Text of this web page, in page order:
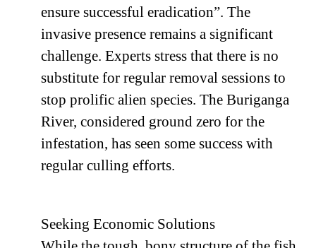
ensure successful eradication”. The
invasive presence remains a significant
challenge. Experts stress that there is no
substitute for regular removal sessions to
stop prolific alien species. The Buriganga
River, considered ground zero for the
infestation, has seen some success with
regular culling efforts.
Seeking Economic Solutions